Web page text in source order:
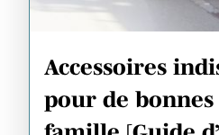
Accessoires
pour de bonnes